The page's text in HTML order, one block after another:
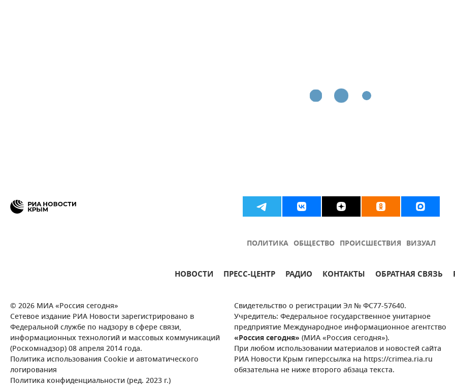
ПОЛИТИКА ОБЩЕСТВО ПРОИСШЕСТВИЯ ВИЗУАЛ
НОВОСТИ ПРЕСС-ЦЕНТР РАДИО КОНТАКТЫ ОБРАТНАЯ СВЯЗЬ
© 2026 МИА «Россия сегодня»
Сетевое издание РИА Новости зарегистрировано в
Федеральной службе по надзору в сфере связи,
информационных технологий и массовых коммуникаций
(Роскомнадзор) 08 апреля 2014 года.
Политика использования Cookie и автоматического
логирования
Политика конфиденциальности (ред. 2023 г.)
Свидетельство о регистрации Эл № ФС77-57640.
Учредитель: Федеральное государственное унитарное
предприятие Международное информационное агентство
«Россия сегодня» (МИА «Россия сегодня»).
При любом использовании материалов и новостей сайта
РИА Новости Крым гиперссылка на https://crimea.ria.ru
обязательна не ниже второго абзаца текста.